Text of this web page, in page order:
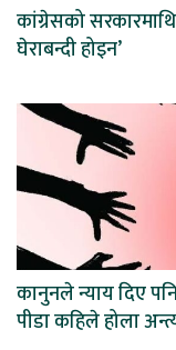
कांग्रेसको सरकारमाथि
घेराबन्दी होइन’
कानुनले न्याय दिए
पीडा कहिले होला